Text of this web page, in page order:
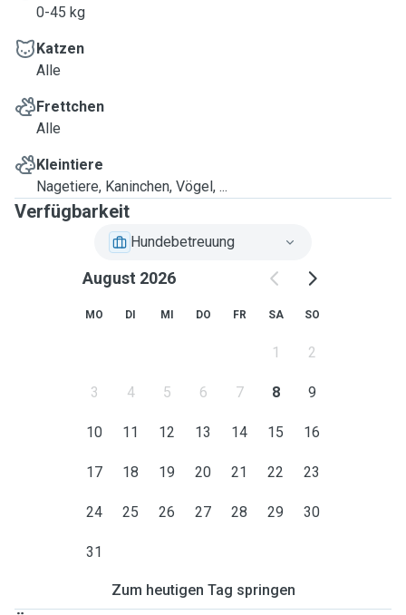
0-45 kg
Katzen
Alle
Frettchen
Alle
Kleintiere
Nagetiere, Kaninchen, Vögel, ...
Verfügbarkeit
Hundebetreuung
August 2026
MO DI MI DO FR SA SO
1 2
3 4 5 6 7 8 9
10 11 12 13 14 15 16
17 18 19 20 21 22 23
24 25 26 27 28 29 30
31
Zum heutigen Tag springen